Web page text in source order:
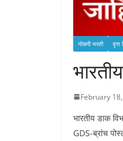
नोकरी भरती वृत्त
February
भारतीय डाक
GDS-ब्रांच